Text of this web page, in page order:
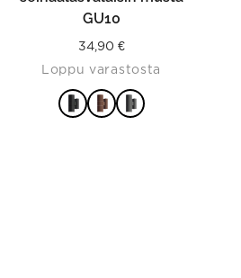
VALITSE
VAIHTOEHDOISTA
GU10
34,90 €
Loppu varastosta